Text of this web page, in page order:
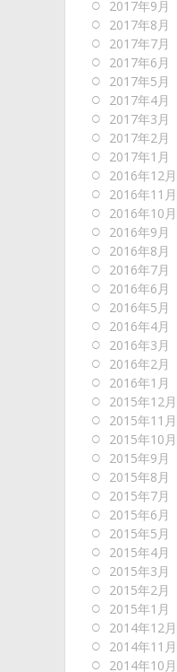
2017年9月
2017年8月
2017年7月
2017年6月
2017年5月
2017年4月
2017年3月
2017年2月
2017年1月
2016年12月
2016年11月
2016年10月
2016年9月
2016年8月
2016年7月
2016年6月
2016年5月
2016年4月
2016年3月
2016年2月
2016年1月
2015年12月
2015年11月
2015年10月
2015年9月
2015年8月
2015年7月
2015年6月
2015年5月
2015年4月
2015年3月
2015年2月
2015年1月
2014年12月
2014年11月
2014年10月